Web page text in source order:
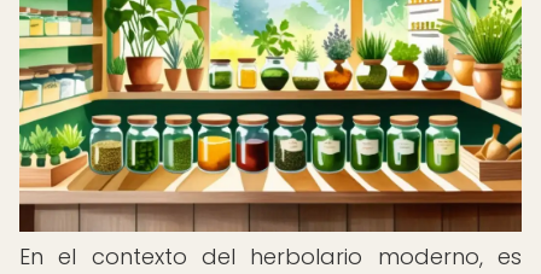
En el contexto del herbolario moderno, es